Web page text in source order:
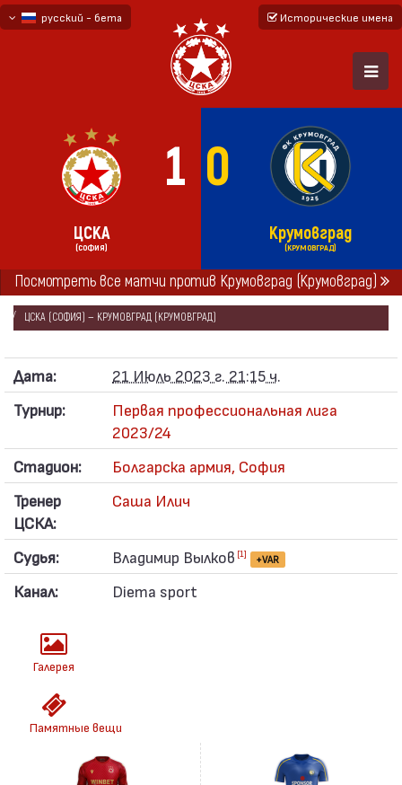
русский - бета
Исторические имена
1 0
ЦСКА
(СОФИЯ)
Крумовград
(КРУМОВГРАД)
Посмотреть все матчи против Крумовград (Крумовград)
ГЛАВНАЯ СЕЗОНЫ
2023/24
ПЕРВАЯ ПРОФЕССИОНАЛЬНАЯ ЛИГА 2023/24
ЦСКА (СОФИЯ) — КРУМОВГРАД (КРУМОВГРАД)
Дата:
21 Июль 2023 г. 21:15 ч.
Турнир:
Первая профессиональная лига
2023/24
Стадион:
Болгарска армия, София
Тренер
ЦСКА:
Саша Илич
Судья: Владимир Вылков [1] +VAR
Канал: Diema sport
Галерея
Памятные вещи